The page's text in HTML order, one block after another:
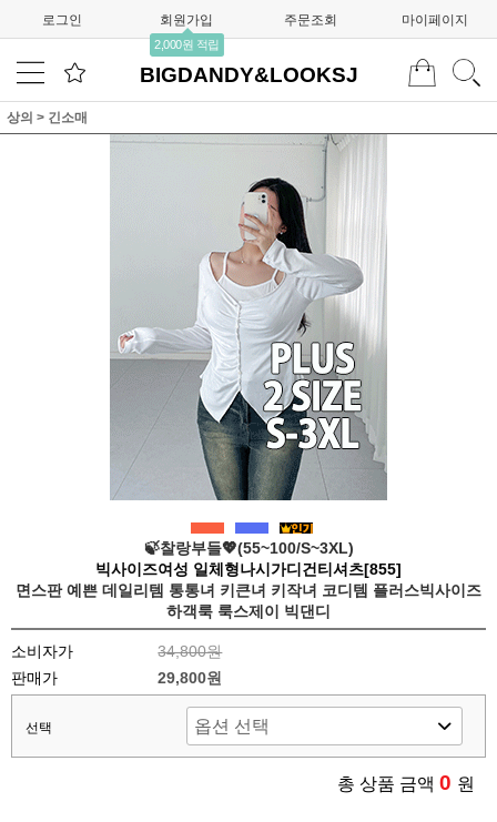
로그인 회원가입
2,000원 적립
주문조회 마이페이지
BIGDANDY&LOOKSJ
상의 > 긴소매
🍃찰랑부들💖(55~100/S~3XL)
빅사이즈여성 일체형나시가디건티셔츠[855]
면스판 예쁜 데일리템 통통녀 키큰녀 키작녀 코디템 플러스빅사이즈
하객룩 룩스제이 빅댄디
소비자가
34,800원
판매가
29,800원
선택
총 상품 금액 0 원